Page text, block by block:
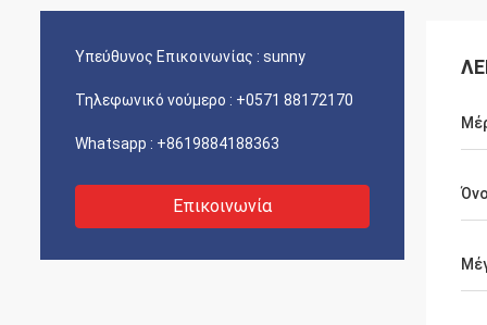
Υπεύθυνος Επικοινωνίας : sunny
Τηλεφωνικό νούμερο : +0571 88172170
Whatsapp : +8619884188363
Επικοινωνία